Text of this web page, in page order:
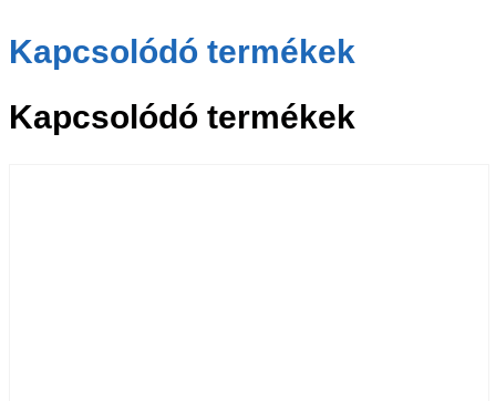
Kapcsolódó termékek
Kapcsolódó termékek